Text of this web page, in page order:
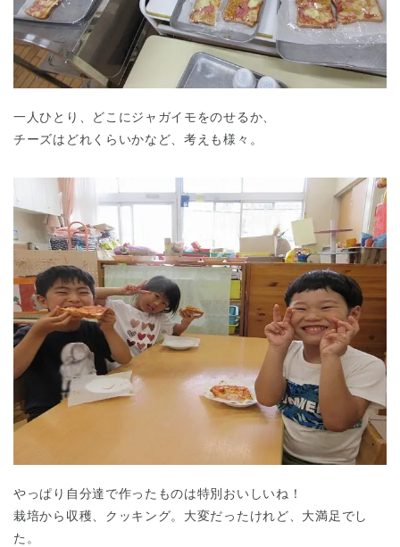
埼玉県 埼玉県 全域
兵庫県 兵庫県 全域
一人ひとり、どこにジャガイモをのせるか、
チーズはどれくらいかなど、考えも様々。
やっぱり自分達で作ったものは特別おいしいね！
栽培から収穫、クッキング。大変だったけれど、大満足でし
た。